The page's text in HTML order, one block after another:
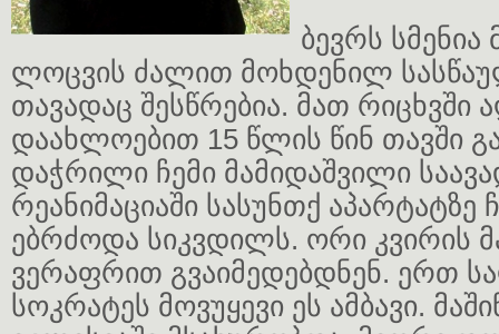
ბევრს სმენია
ლოცვის ძალით მოხდენილ
თავადაც შესწრებია. მათ რიცხვში
დაახლოებით 15 წლის წინ თავში
დაჭრილი ჩემი მამიდაშვილი
რეანიმაციაში სასუნთქ
ებრძოდა სიკვდილს. ორი კვირის
ვერაფრით გვაიმედებდნენ. ერთ
სოკრატეს მოვუყევი ეს ამბავი.